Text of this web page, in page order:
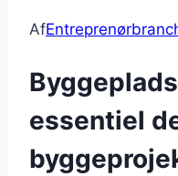
Af
essentiel